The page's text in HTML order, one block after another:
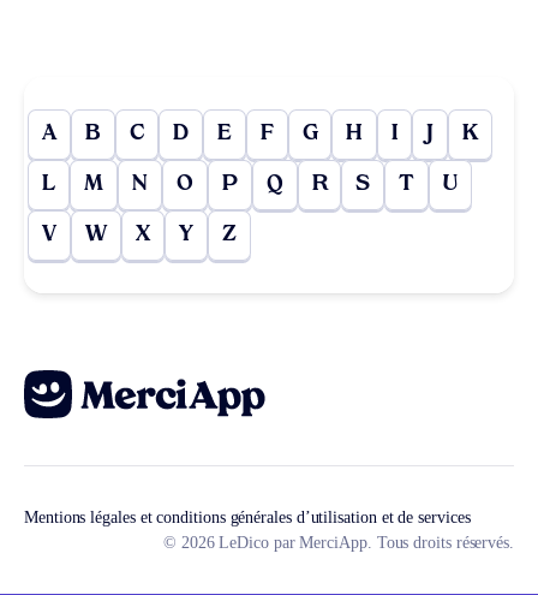
A B C D E F G H I J K
L M N O P Q R S T U
V W X Y Z
Mentions légales et conditions générales d’utilisation et de services
© 2026 LeDico par MerciApp. Tous droits réservés.